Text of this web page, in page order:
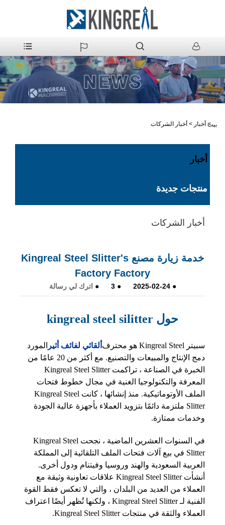
بيت
> أخبار > أخبار الشركات
أخبار
منتجات جديدة
أخبار الشركات
خدمة زيارة مصنع Kingreal Steel Slitter's
Factory Factory
●
2025-02-24
●
3
● اترك لي رسالة
حول kingreal steel silitter
سبيتر Kingreal Steel هو محترف ألقائي لفائف أثير المورد
دمج الإنتاج والمبيعات والتصنيع. مع أكثر من 20 عامًا من
الخبرة في الصناعة ، تراكمت Kingreal Steel Slitter
المعرفة والتكنولوجيا الغنية في مجال خطوط فتحات
الملف الأوتوماتيكية. منذ إنشائها ، كانت Kingreal Steel
Slitter ملتزمة دائمًا بتزويد العملاء بأجهزة عالية الجودة
وخدمات ممتازة.
في السنوات العشرين الماضية ، نجحت Kingreal Steel
Slitter في بيع آلات فتحات الملف التلقائية إلى المملكة
العربية السعودية والهند وروسيا وفيتنام ودول أخرى.
أنشأت Kingreal Steel Slitter علاقات تعاونية وثيقة مع
العملاء من العديد من البلدان ، والتي لا تعكس فقط القوة
الفنية لـ Kingreal Steel Slitter ، ولكنها تُظهر أيضًا اعتراف
العملاء والثقة في منتجات Kingreal Steel Slitter.